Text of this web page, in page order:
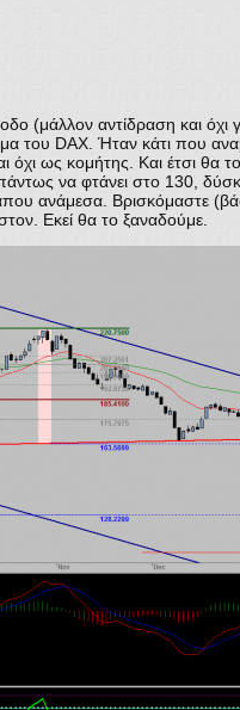
(μάλλον αντίδραση και
του DAX. Ήταν κάτι που
όχι ως κομήτης. Και έτσι θα
να φτάνει στο 130,
ανάμεσα. Βρισκόμαστε
Εκεί θα το ξαναδούμε.